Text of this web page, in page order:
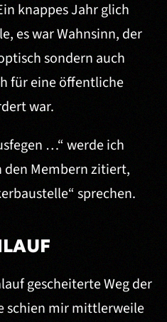
knappes Jahr glich
es war Wahnsinn, der
sondern auch
für eine öffentliche
war.
…“ werde ich
den Membern zitiert,
sprechen.
gescheiterte Weg der
schien mir mittlerweile